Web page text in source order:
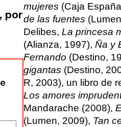
mujeres (Caja
de las fuentes
Delibes, La princesa
(Alianza, 1997), Ña y
Fernando (Destino,
gigantas (Destino,
R, 2003), un libro de
Los amores
Mandarache (2008),
(Lumen, 2009), Tan
por